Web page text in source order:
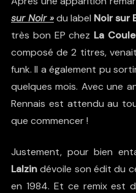
sur Noir »du label Noir sur
très bon EP chez La
composé de 2 titres,
funk. Il a également pu
quelques mois. Avec une
Rennais est attendu au
que commencer !
Justement, pour bien
Lalzindévoile son édit du
en 1984. Et ce remix est